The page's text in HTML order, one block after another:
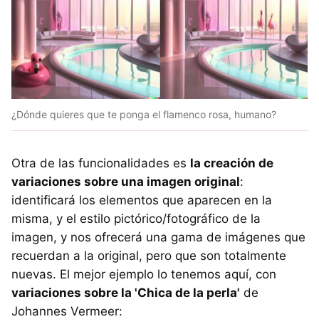
¿Dónde quieres que te ponga el flamenco rosa, humano?
Otra de las funcionalidades es la creación de
variaciones sobre una imagen original:
identificará los elementos que aparecen en la
misma, y el estilo pictórico/fotográfico de la
imagen, y nos ofrecerá una gama de imágenes que
recuerdan a la original, pero que son totalmente
nuevas. El mejor ejemplo lo tenemos aquí, con
variaciones sobre la 'Chica de la perla' de
Johannes Vermeer: